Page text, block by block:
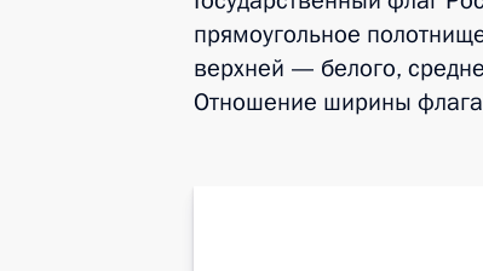
прямоугольное
верхней — белого,
Отношение ширины